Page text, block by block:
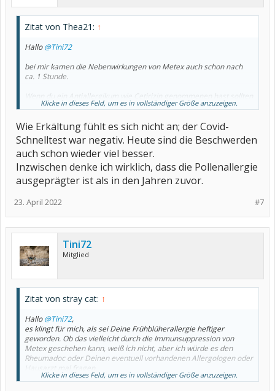
Zitat von Thea21: ↑
Hallo@Tini72
bei mir kamen die Nebenwirkungen von Metex auch schon nach
ca. 1 Stunde.
Wenn du ein Antiallergikum wie Cetirizin genommenen hast sollten
allergische Symptome abnehmen. Wenn es nicht deutlich besser
Kann es eine Erkältung sein? Oder eine Covid Infektion?
Gute Besserung!
Thea
Klicke in dieses Feld, um es in vollständiger Größe anzuzeigen.
Wie Erkältung fühlt es sich nicht an; der Covid-
Schnelltest war negativ. Heute sind die Beschwerden
auch schon wieder viel besser.
Inzwischen denke ich wirklich, dass die Pollenallergie
ausgeprägter ist als in den Jahren zuvor.
#7
23. April 2022
Tini72
Mitglied
Zitat von stray cat: ↑
Hallo@Tini72,
es klingt für mich, als sei Deine Frühblüherallergie heftiger
geworden. Ob das vielleicht durch die Immunsuppression von
Metex geschehen kann, weiß ich nicht, aber ich würde es den
Rheumadoc oder Deinen eventuell vorhandenen Allergologen oder
Hausarzt mal fragen.
Ich wünsche Dir, dass Du MTX behalten kannst und es Dir gut hilft
Klicke in dieses Feld, um es in vollständiger Größe anzuzeigen.